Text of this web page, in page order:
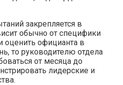
закрепляется в
обычно от специфики
оценить официанта в
то руководителю отдела
от месяца до
лидерские и